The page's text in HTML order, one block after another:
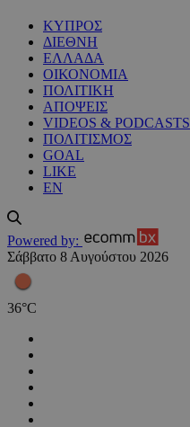
ΚΥΠΡΟΣ
ΔΙΕΘΝΗ
ΕΛΛΑΔΑ
ΟΙΚΟΝΟΜΙΑ
ΠΟΛΙΤΙΚΗ
ΑΠΟΨΕΙΣ
VIDEOS & PODCASTS
ΠΟΛΙΤΙΣΜΟΣ
GOAL
LIKE
EN
Powered by:
Σάββατο 8 Αυγούστου 2026
36°C